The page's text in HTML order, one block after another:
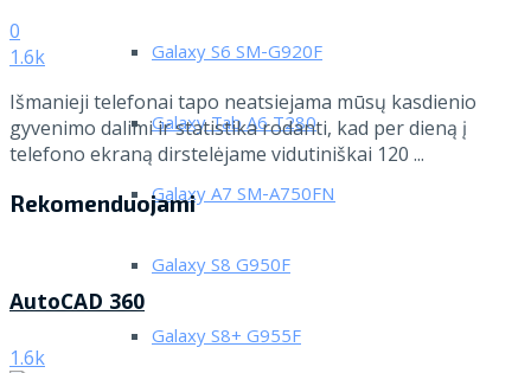
Galaxy S6 SM-G920F
Galaxy Tab A6 T280
Galaxy A7 SM-A750FN
Galaxy S8 G950F
Galaxy S8+ G955F
0
1.6k
Išmanieji telefonai tapo neatsiejama mūsų kasdienio
gyvenimo dalimi ir statistika rodanti, kad per dieną į
telefono ekraną dirstelėjame vidutiniškai 120 ...
Rekomenduojami
AutoCAD 360
1.6k